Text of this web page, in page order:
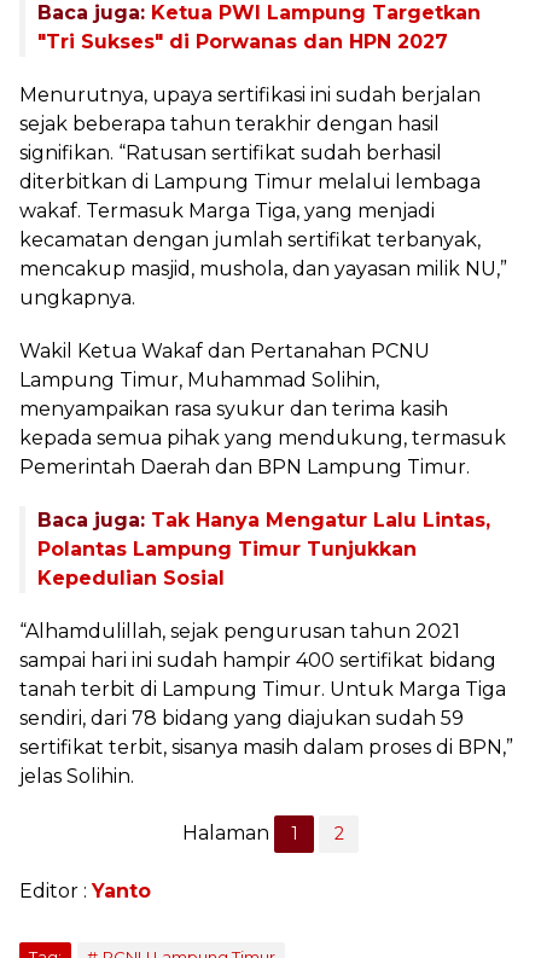
Baca juga: Ketua PWI Lampung Targetkan
"Tri Sukses" di Porwanas dan HPN 2027
Menurutnya, upaya sertifikasi ini sudah berjalan
sejak beberapa tahun terakhir dengan hasil
signifikan. “Ratusan sertifikat sudah berhasil
diterbitkan di Lampung Timur melalui lembaga
wakaf. Termasuk Marga Tiga, yang menjadi
kecamatan dengan jumlah sertifikat terbanyak,
mencakup masjid, mushola, dan yayasan milik NU,”
ungkapnya.
Wakil Ketua Wakaf dan Pertanahan PCNU
Lampung Timur, Muhammad Solihin,
menyampaikan rasa syukur dan terima kasih
kepada semua pihak yang mendukung, termasuk
Pemerintah Daerah dan BPN Lampung Timur.
Baca juga: Tak Hanya Mengatur Lalu Lintas,
Polantas Lampung Timur Tunjukkan
Kepedulian Sosial
“Alhamdulillah, sejak pengurusan tahun 2021
sampai hari ini sudah hampir 400 sertifikat bidang
tanah terbit di Lampung Timur. Untuk Marga Tiga
sendiri, dari 78 bidang yang diajukan sudah 59
sertifikat terbit, sisanya masih dalam proses di BPN,”
jelas Solihin.
Halaman 1 2
Editor :Yanto